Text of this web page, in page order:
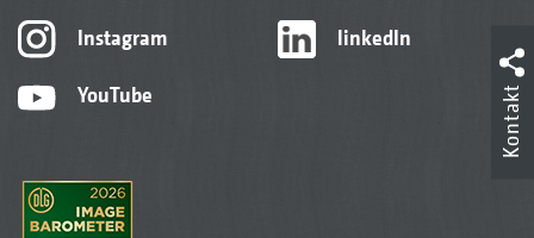
Instagram
YouTube
linkedIn
Kontakt